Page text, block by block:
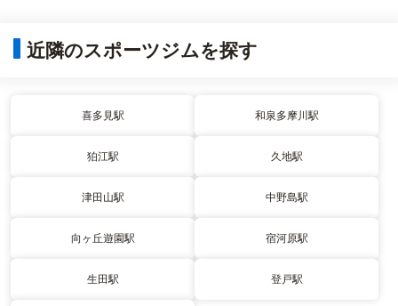
近隣のスポーツジムを探す
喜多見駅 和泉多摩川駅
狛江駅 久地駅
津田山駅 中野島駅
向ヶ丘遊園駅 宿河原駅
生田駅 登戸駅